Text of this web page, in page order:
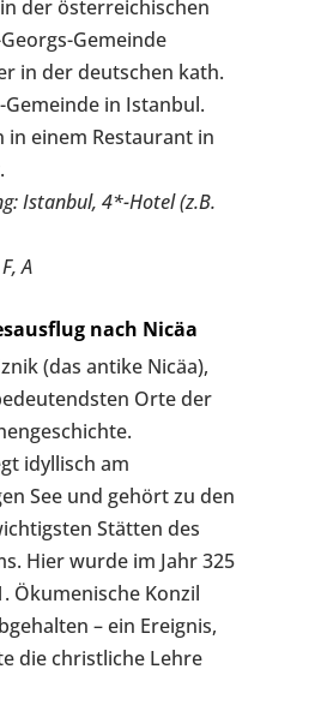
der österreichischen
Gemeinde
in der deutschen kath.
Gemeinde in Istanbul.
in einem Restaurant in
Istanbul, 4*-Hotel (z.B.
A
nach Nicäa
(das antike Nicäa),
Orte der
idyllisch am
See und gehört zu den
Stätten des
Hier wurde im Jahr 325
Ökumenische Konzil
– ein Ereignis,
die christliche Lehre